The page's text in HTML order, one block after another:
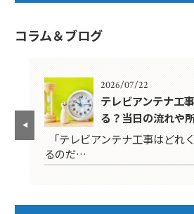
コラム＆ブログ
2026/07/22
テレビアンテナ工
る？当日の流れや
「テレビアンテナ工事はどれ
るのだ…